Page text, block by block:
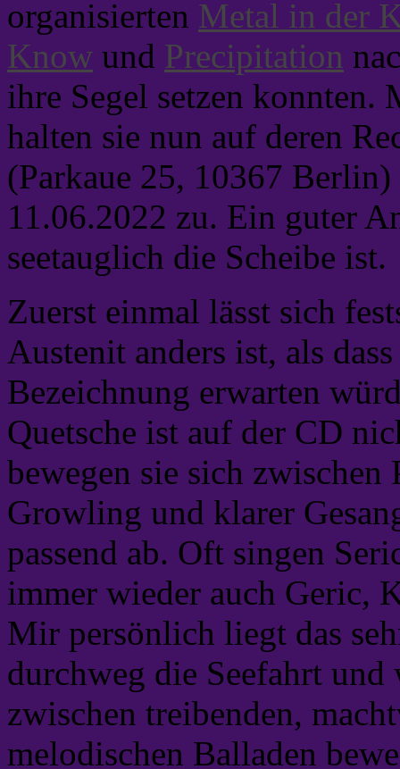
organisierten Metal in der
Know und Precipitation
ihre Segel setzen
halten sie nun auf deren
(Parkaue 25, 10367 Berlin)
11.06.2022 zu. Ein guter
seetauglich die Scheibe ist.
Zuerst einmal lässt sich
Austenit anders ist, als
Bezeichnung erwarten
Quetsche ist auf der CD
bewegen sie sich
Growling und klarer
passend ab. Oft singen
immer wieder auch Geric,
Mir persönlich liegt das
durchweg die Seefahrt und
zwischen treibenden,
melodischen Balladen